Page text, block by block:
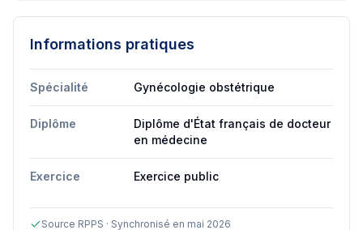
Informations pratiques
Spécialité Gynécologie obstétrique
Diplôme
Diplôme d'État français de docteur
en médecine
Exercice Exercice public
Source RPPS · Synchronisé en mai 2026